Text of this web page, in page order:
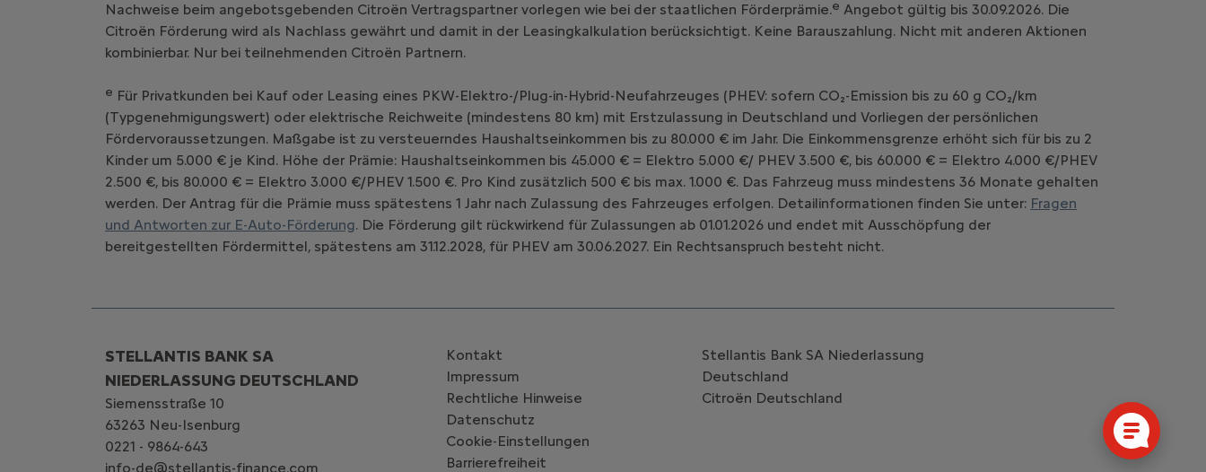
Nachweise beim angebotsgebenden Citroën Vertragspartner vorlegen wie bei der staatlichen Förderprämie.e Angebot gültig bis 30.09.2026. Die
Citroën Förderung wird als Nachlass gewährt und damit in der Leasingkalkulation berücksichtigt. Keine Barauszahlung. Nicht mit anderen Aktionen
kombinierbar. Nur bei teilnehmenden Citroën Partnern.
e Für Privatkunden bei Kauf oder Leasing eines PKW-Elektro-/Plug-in-Hybrid-Neufahrzeuges (PHEV: sofern CO₂-Emission bis zu 60 g CO₂/km
(Typgenehmigungswert) oder elektrische Reichweite (mindestens 80 km) mit Erstzulassung in Deutschland und Vorliegen der persönlichen
Fördervoraussetzungen. Maßgabe ist zu versteuerndes Haushaltseinkommen bis zu 80.000 € im Jahr. Die Einkommensgrenze erhöht sich für bis zu 2
Kinder um 5.000 € je Kind. Höhe der Prämie: Haushaltseinkommen bis 45.000 € = Elektro 5.000 €/ PHEV 3.500 €, bis 60.000 € = Elektro 4.000 €/PHEV
2.500 €, bis 80.000 € = Elektro 3.000 €/PHEV 1.500 €. Pro Kind zusätzlich 500 € bis max. 1.000 €. Das Fahrzeug muss mindestens 36 Monate gehalten
werden. Der Antrag für die Prämie muss spätestens 1 Jahr nach Zulassung des Fahrzeuges erfolgen. Detailinformationen finden Sie unter: Fragen
und Antworten zur E-Auto-Förderung. Die Förderung gilt rückwirkend für Zulassungen ab 01.01.2026 und endet mit Ausschöpfung der
bereitgestellten Fördermittel, spätestens am 31.12.2028, für PHEV am 30.06.2027. Ein Rechtsanspruch besteht nicht.
STELLANTIS BANK SA
NIEDERLASSUNG DEUTSCHLAND
Siemensstraße 10
63263 Neu-Isenburg
0221 - 9864-643
info-de@stellantis-finance.com
Kontakt
Impressum
Rechtliche Hinweise
Datenschutz
Cookie-Einstellungen
Barrierefreiheit
Stellantis Bank SA Niederlassung
Deutschland
Citroën‎ Deutschland